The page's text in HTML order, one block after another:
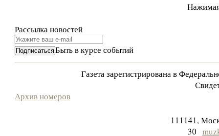
Рассылка новостей
Быть в курсе событий
Газета зарегистрирована в
Архив номеров
111141,
30